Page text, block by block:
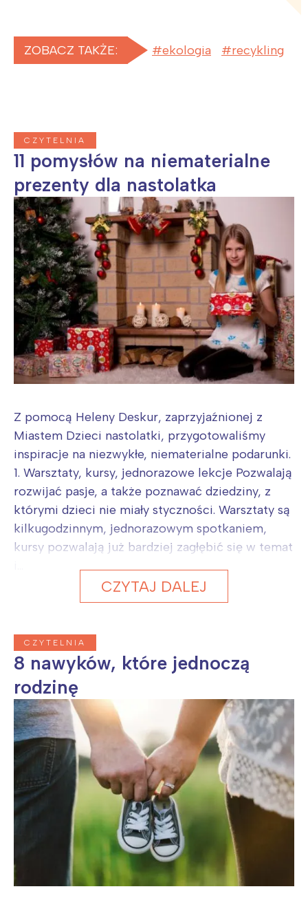
ZOBACZ TAKŻE: ekologia recykling
CZYTELNIA
11 pomysłów na niematerialne
prezenty dla nastolatka
Z pomocą Heleny Deskur, zaprzyjaźnionej z
Miastem Dzieci nastolatki, przygotowaliśmy
inspiracje na niezwykłe, niematerialne podarunki.
1. Warsztaty, kursy, jednorazowe lekcje Pozwalają
rozwijać pasje, a także poznawać dziedziny, z
którymi dzieci nie miały styczności. Warsztaty są
kilkugodzinnym, jednorazowym spotkaniem,
kursy pozwalają już bardziej zagłębić się w temat
CZYTAJ DALEJ
CZYTELNIA
8 nawyków, które jednoczą
rodzinę